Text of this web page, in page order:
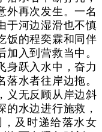
外再次发生。一名
于河边湿滑也不慎
饭的程奕霖和同伴
入到营救当中。
身跃入水中，奋力
水者往岸边拖。
义无反顾从岸边斜
水边进行施救，
及时递给落水女